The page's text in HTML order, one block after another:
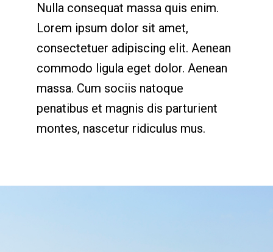
Nulla consequat massa quis enim.
Lorem ipsum dolor sit amet,
consectetuer adipiscing elit. Aenean
commodo ligula eget dolor. Aenean
massa. Cum sociis natoque
penatibus et magnis dis parturient
montes, nascetur ridiculus mus.